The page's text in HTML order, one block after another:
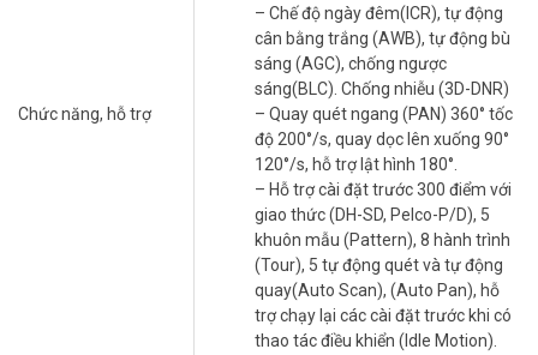
– Kích thước: Φ186.0(mm) x 309(mm).
– Xuất xứ Trung Quốc
Để cập nhật thông tin giá camera DAHUA DH-SD59225-HC-LA mới
nhất, xin vui lòng liên hệ HOTLINE 1900.9259để được hỗ trợ tốt
nhất. Tham khảo thêm hình ảnh tạiFacebook Vuhoangtelecom
Chức năng, hỗ trợ
– Chế độ ngày đêm(ICR), tự động
cân bằng trắng (AWB), tự động bù
sáng (AGC), chống ngược
sáng(BLC). Chống nhiễu (3D-DNR)
– Quay quét ngang (PAN) 360° tốc
độ 200°/s, quay dọc lên xuống 90°
120°/s, hỗ trợ lật hình 180°.
– Hỗ trợ cài đặt trước 300 điểm với
giao thức (DH-SD, Pelco-P/D), 5
khuôn mẫu (Pattern), 8 hành trình
(Tour), 5 tự động quét và tự động
quay(Auto Scan), (Auto Pan), hỗ
trợ chạy lại các cài đặt trước khi có
thao tác điều khiển (Idle Motion).